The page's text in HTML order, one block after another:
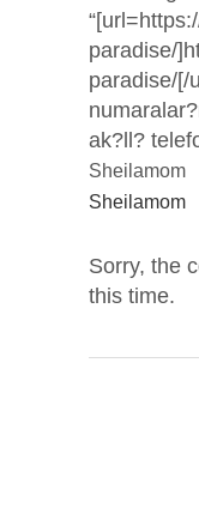
paradise/
paradise/[/
ak?ll?
Sheilamom
Sheilamom
Sorry, the
this time.